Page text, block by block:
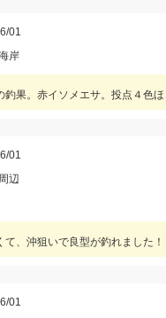
01
岸
釣果。赤イソメエサ。投点４色
01
辺
て、沖狙いで良型が釣れました！
01